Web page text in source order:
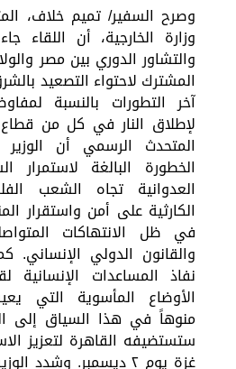
وصرح السفير/ تميم خلاف،
وزارة الخارجية، أن اللقاء
والتشاور الدوري بين مصر
المشترك لاحتواء التصعيد
آخر التطورات بالنسبة
لإطلاق النار في كل من
المتحدث الرسمي أن
الخطورة البالغة لاستمرار
العدوانية تجاه الشعب
الكارثية على أمن واستقرار
في ظل الانتهاكات
والقانون الدولي
نفاذ المساعدات
الأوضاع المأسوية التي
منوهاً في هذا السياق إلى
ستستضيفه القاهرة لتعزيز
غزة يوم ٢ ديسمبر. وشدد